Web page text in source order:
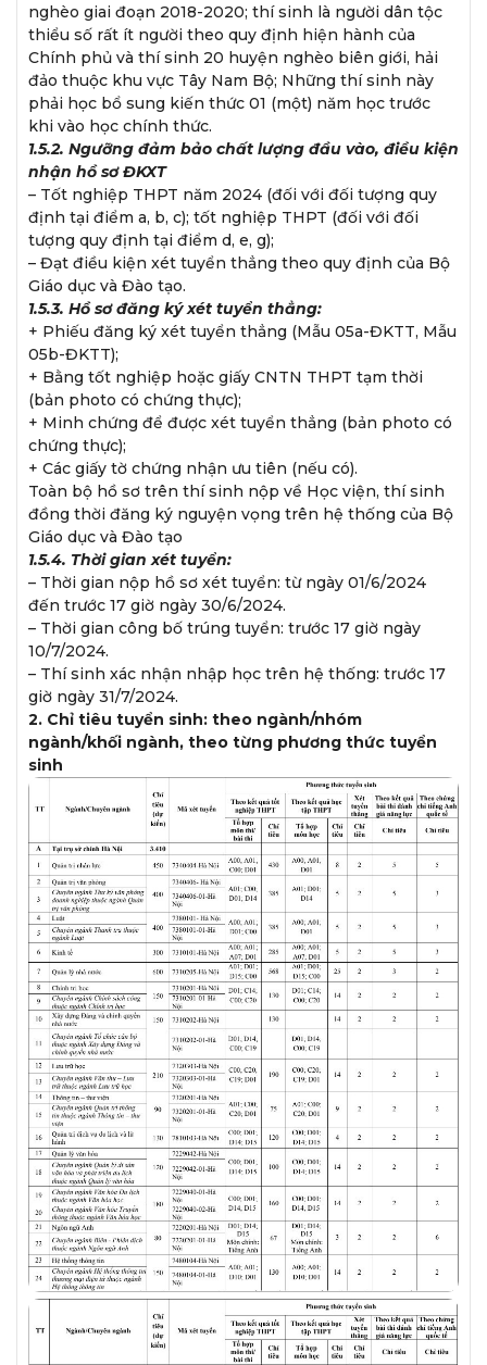
nghèo giai đoạn 2018-2020; thí sinh là người dân tộc
thiểu số rất ít người theo quy định hiện hành của
Chính phủ và thí sinh 20 huyện nghèo biên giới, hải
đảo thuộc khu vực Tây Nam Bộ; Những thí sinh này
phải học bổ sung kiến thức 01 (một) năm học trước
khi vào học chính thức.
1.5.2. Ngưỡng đảm bảo chất lượng đầu vào, điều kiện
nhận hồ sơ ĐKXT
– Tốt nghiệp THPT năm 2024 (đối với đối tượng quy
định tại điểm a, b, c); tốt nghiệp THPT (đối với đối
tượng quy định tại điểm d, e, g);
– Đạt điều kiện xét tuyển thẳng theo quy định của Bộ
Giáo dục và Đào tạo.
1.5.3. Hồ sơ đăng ký xét tuyển thẳng:
+ Phiếu đăng ký xét tuyển thẳng (Mẫu 05a-ĐKTT, Mẫu
05b-ĐKTT);
+ Bằng tốt nghiệp hoặc giấy CNTN THPT tạm thời
(bản photo có chứng thực);
+ Minh chứng để được xét tuyển thẳng (bản photo có
chứng thực);
+ Các giấy tờ chứng nhận ưu tiên (nếu có).
Toàn bộ hồ sơ trên thí sinh nộp về Học viện, thí sinh
đồng thời đăng ký nguyện vọng trên hệ thống của Bộ
Giáo dục và Đào tạo
1.5.4. Thời gian xét tuyển:
– Thời gian nộp hồ sơ xét tuyển: từ ngày 01/6/2024
đến trước 17 giờ ngày 30/6/2024.
– Thời gian công bố trúng tuyển: trước 17 giờ ngày
10/7/2024.
– Thí sinh xác nhận nhập học trên hệ thống: trước 17
giờ ngày 31/7/2024.
2. Chỉ tiêu tuyển sinh: theo ngành/nhóm
ngành/khối ngành, theo từng phương thức tuyển
sinh